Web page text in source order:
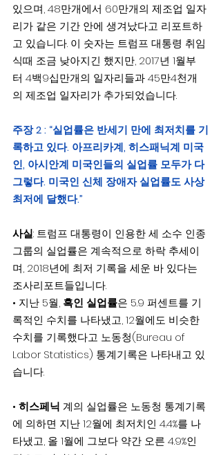
있으며, 48만개에서 60만개의 제조업 일자
리가 같은 기간 안에 생겨났다고 리포트하
고 있습니다. 이 숫자는 트럼프 대통령 취임
식때 조금 낮아지긴 했지만, 2017년 1월부
터 4백9십만개의 일자리들과 45만4천개
의 제조업 일자리가 추가되었습니다.
주장 2 : “실업률은 반세기 만에 최저치를 기
록하고 있다. 아프리카계, 히스패닉계 미국
인, 아시안계 미국인들의 실업률 모두가 다
그렇다. 미국인 신체 장애자 실업률도 사상
최저에 달했다.”
사실: 트럼프 대통령이 인용한 세 소수 인종
그룹의 실업률은 계속적으로 하락 추세이
며, 2018년에 최저 기록을 세운 바 있다는
조사리포트들입니다.
• 지난 5월, 흑인 실업률은 5.9 퍼센트를 기
록적인 수치를 나타냈고, 12월에도 비슷한
수치를 기록했다고 노동청(Bureau of
Labor Statistics) 통계기록은 나타내고 있
습니다.
• 히스페닉 계의 실업률은 노동청 통계기록
에 의하면 지난 12월에 최저치인 4.4%를 나
타냈고, 올 1월에 그보다 약간 오른 4.9%인